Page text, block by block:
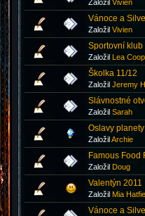
Založil Vivien
Vánoce a
Založil Vivien
Sportovní klub
Založil Lea
Školka 11/12
Založil Jeremy
Slávnostné
Založil Sarah
Oslavy
ZaložilArchie
Famous Food
Založil Doug
Valentýn 2011
Založil Mia
Vánoce a